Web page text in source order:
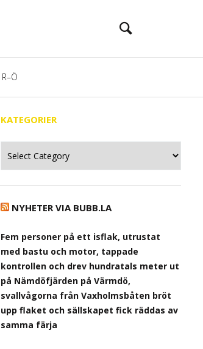
R–Ö
KATEGORIER
NYHETER VIA BUBB.LA
Fem personer på ett isflak, utrustat
med bastu och motor, tappade
kontrollen och drev hundratals meter ut
på Nämdöfjärden på Värmdö,
svallvågorna från Vaxholmsbåten bröt
upp flaket och sällskapet fick räddas av
samma färja